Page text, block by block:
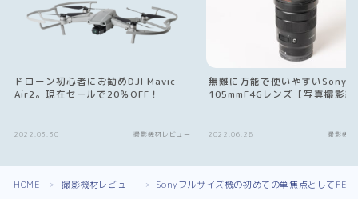
ドローン初心者にお勧めDJI Mavic
Air2。現在セールで20％OFF！
2022.03.30 撮影機材レビュー
無難に万能で使いやすいSony
105mmF4Gレンズ【写真撮影編
2022.06.26 撮影機
HOME ＞ 撮影機材レビュー ＞ Sonyフルサイズ機の初めての単焦点として